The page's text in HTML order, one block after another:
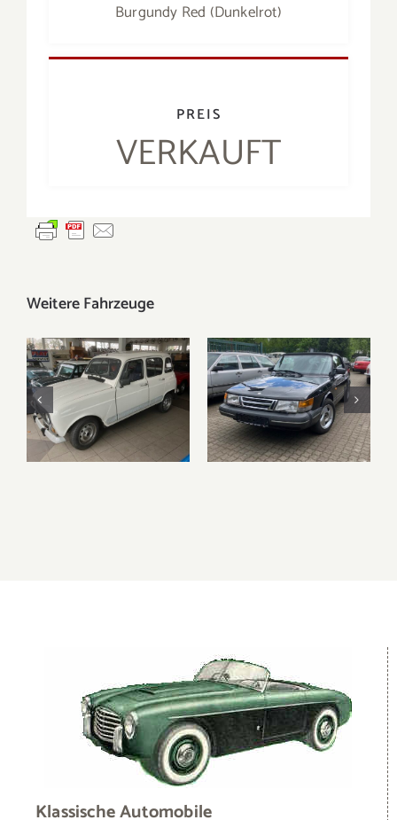
Burgundy Red (Dunkelrot)
PREIS
VERKAUFT
Weitere Fahrzeuge
Renault R4 –
Verkauft –
Saab 900 –
VERKAUFT –
Klassische Automobile